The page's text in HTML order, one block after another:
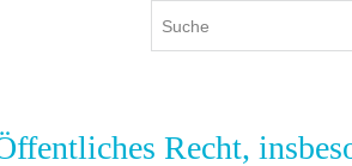
Weiterbildung
Recht,